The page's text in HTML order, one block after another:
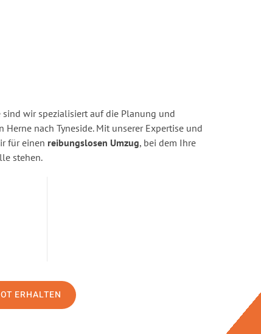
sind wir spezialisiert auf die Planung und
nach Tyneside. Mit unserer Expertise und
für einen reibungslosen Umzug, bei dem Ihre
stehen.
ERHALTEN